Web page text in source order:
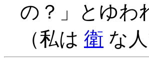
の？」とゆわ
（私は 衛 な